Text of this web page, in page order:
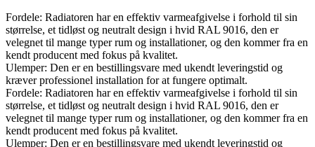
Fordele: Radiatoren har en effektiv varmeafgivelse i forhold til sin
størrelse, et tidløst og neutralt design i hvid RAL 9016, den er
velegnet til mange typer rum og installationer, og den kommer fra en
kendt producent med fokus på kvalitet.
Ulemper: Den er en bestillingsvare med ukendt leveringstid og
kræver professionel installation for at fungere optimalt.
Fordele: Radiatoren har en effektiv varmeafgivelse i forhold til sin
størrelse, et tidløst og neutralt design i hvid RAL 9016, den er
velegnet til mange typer rum og installationer, og den kommer fra en
kendt producent med fokus på kvalitet.
Ulemper: Den er en bestillingsvare med ukendt leveringstid og